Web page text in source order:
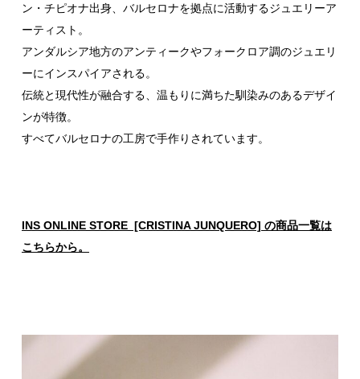
ン・チピオナ出身、バルセロナを拠点に活動するジュエリーア
ーティスト。
アンダルシア地方のアンティークやフォークロア調のジュエリ
ーにインスパイアされる。
伝統と現代性が融合する、温もりに満ちた馴染みのあるデザイ
ンが特徴。
すべてバルセロナの工房で手作りされています。
INS ONLINE STORE [CRISTINA JUNQUERO] の商品一覧は
こちらから。